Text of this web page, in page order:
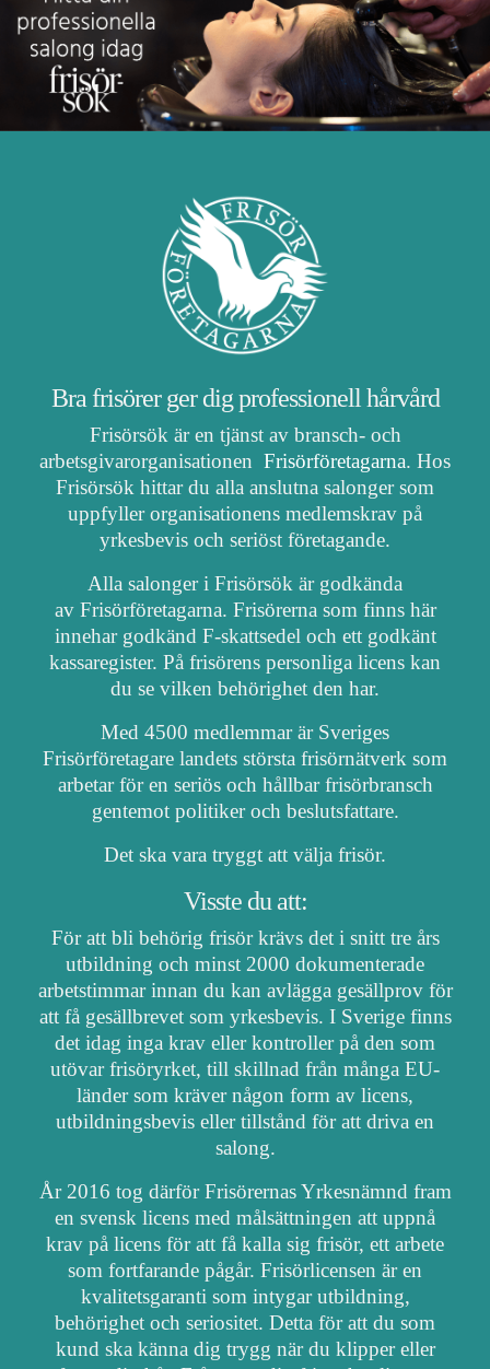
Bra frisörer ger dig professionell hårvård
Frisörsök är en tjänst av bransch- och
arbetsgivarorganisationen Frisörföretagarna. Hos
Frisörsök hittar du alla anslutna salonger som
uppfyller organisationens medlemskrav på
yrkesbevis och seriöst företagande.
Alla salonger i Frisörsök är godkända
av Frisörföretagarna. Frisörerna som finns här
innehar godkänd F-skattsedel och ett godkänt
kassaregister. På frisörens personliga licens kan
du se vilken behörighet den har.
Med 4500 medlemmar är Sveriges
Frisörföretagare landets största frisörnätverk som
arbetar för en seriös och hållbar frisörbransch
gentemot politiker och beslutsfattare.
Det ska vara tryggt att välja frisör.
Visste du att:
För att bli behörig frisör krävs det i snitt tre års
utbildning och minst 2000 dokumenterade
arbetstimmar innan du kan avlägga gesällprov för
att få gesällbrevet som yrkesbevis. I Sverige finns
det idag inga krav eller kontroller på den som
utövar frisöryrket, till skillnad från många EU-
länder som kräver någon form av licens,
utbildningsbevis eller tillstånd för att driva en
salong.
År 2016 tog därför Frisörernas Yrkesnämnd fram
en svensk licens med målsättningen att uppnå
krav på licens för att få kalla sig frisör, ett arbete
som fortfarande pågår. Frisörlicensen är en
kvalitetsgaranti som intygar utbildning,
behörighet och seriositet. Detta för att du som
kund ska känna dig trygg när du klipper eller